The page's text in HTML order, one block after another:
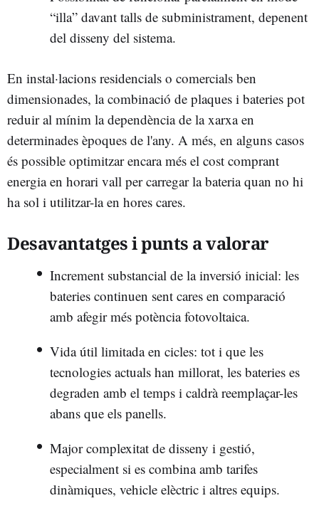
“illa” davant talls de subministrament, depenent
del disseny del sistema.
En instal·lacions residencials o comercials ben
dimensionades, la combinació de plaques i bateries pot
reduir al mínim la dependència de la xarxa en
determinades èpoques de l'any. A més, en alguns casos
és possible optimitzar encara més el cost comprant
energia en horari vall per carregar la bateria quan no hi
ha sol i utilitzar-la en hores cares.
Desavantatges i punts a valorar
Increment substancial de la inversió inicial: les
bateries continuen sent cares en comparació
amb afegir més potència fotovoltaica.
Vida útil limitada en cicles: tot i que les
tecnologies actuals han millorat, les bateries es
degraden amb el temps i caldrà reemplaçar-les
abans que els panells.
Major complexitat de disseny i gestió,
especialment si es combina amb tarifes
dinàmiques, vehicle elèctric i altres equips.